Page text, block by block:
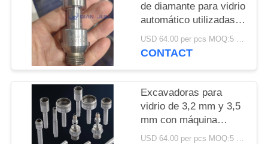
de diamante para vidrio
automático utilizadas
en máquinas Bystronic
& Bando
USD 64.00 per pcs MOQ:5 piezas
CONTACT
Excavadoras para
vidrio de 3,2 mm y 3,5
mm con máquina
Bystronic & Bando
USD 64.00 per pcs MOQ:5 piezas